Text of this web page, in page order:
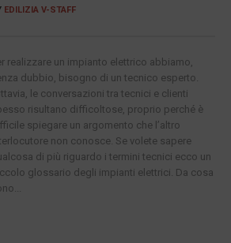
EDILIZIA V-STAFF
realizzare un impianto elettrico abbiamo,
dubbio, bisogno di un tecnico esperto.
le conversazioni tra tecnici e clienti
risultano difficoltose, proprio perché è
spiegare un argomento che l’altro
non conosce. Se volete sapere
di più riguardo i termini tecnici ecco un
glossario degli impianti elettrici. Da cosa